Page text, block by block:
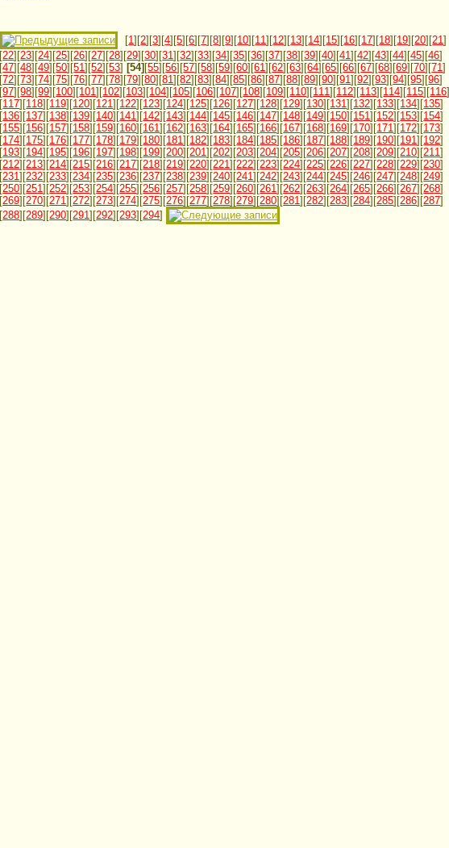
[1][2][3][4][5][6][7][8][9][10][11][12][13][14][15][16][17][18][19][20][21]
[22][23][24][25][26][27][28][29][30][31][32][33][34][35][36][37][38][39][40][41][42][43][44][45][46]
[47][48][49][50][51][52][53] [54] [55][56][57][58][59][60][61][62][63][64][65][66][67][68][69][70][71]
[72][73][74][75][76][77][78][79][80][81][82][83][84][85][86][87][88][89][90][91][92][93][94][95][96]
[97][98][99][100][101][102][103][104][105][106][107][108][109][110][111][112][113][114][115][116]
[117][118][119][120][121][122][123][124][125][126][127][128][129][130][131][132][133][134][135]
[136][137][138][139][140][141][142][143][144][145][146][147][148][149][150][151][152][153][154]
[155][156][157][158][159][160][161][162][163][164][165][166][167][168][169][170][171][172][173]
[174][175][176][177][178][179][180][181][182][183][184][185][186][187][188][189][190][191][192]
[193][194][195][196][197][198][199][200][201][202][203][204][205][206][207][208][209][210][211]
[212][213][214][215][216][217][218][219][220][221][222][223][224][225][226][227][228][229][230]
[231][232][233][234][235][236][237][238][239][240][241][242][243][244][245][246][247][248][249]
[250][251][252][253][254][255][256][257][258][259][260][261][262][263][264][265][266][267][268]
[269][270][271][272][273][274][275][276][277][278][279][280][281][282][283][284][285][286][287]
[288][289][290][291][292][293][294]